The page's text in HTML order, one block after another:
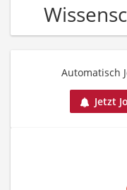
Automatisch
Jetzt